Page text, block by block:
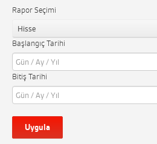
Rapor Seçimi
Hisse
Başlangıç Tarihi
Bitiş Tarihi
Uygula